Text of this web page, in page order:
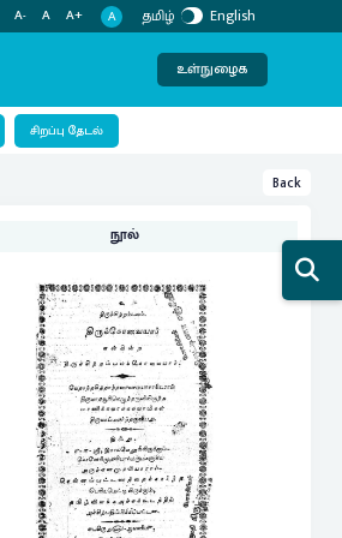
A- A A+ A தமிழ் English
உள்நுழைக
சிறப்பு தேடல்
Back
நூல்